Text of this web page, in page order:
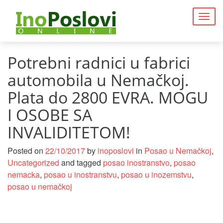
Potrebni radnici u fabrici
automobila u Nemačkoj.
Plata do 2800 EVRA. MOGU
I OSOBE SA
INVALIDITETOM!
Posted on 22/10/2017by inoposlovi in Posao u Nemačkoj,
Uncategorized and tagged posao inostranstvo, posao
nemacka, posao u inostranstvu, posao u inozemstvu,
posao u nemačkoj